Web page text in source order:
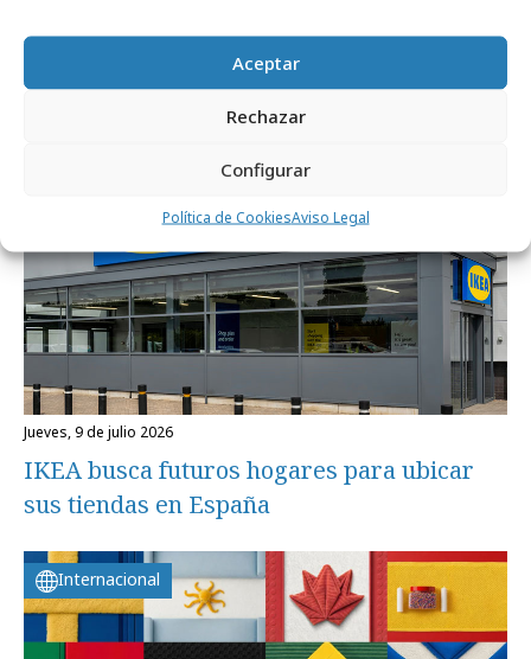
Aceptar
Rechazar
Configurar
Política de CookiesAviso Legal
marketing de IKEA en España
jueves, 9 de julio 2026
IKEA busca futuros hogares para ubicar
sus tiendas en España
Internacional